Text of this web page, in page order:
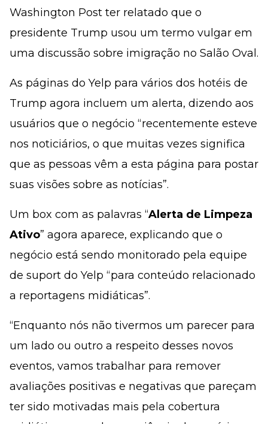
Washington Post ter relatado que o
presidente Trump usou um termo vulgar em
uma discussão sobre imigração no Salão Oval.
As páginas do Yelp para vários dos hotéis de
Trump agora incluem um alerta, dizendo aos
usuários que o negócio “recentemente esteve
nos noticiários, o que muitas vezes significa
que as pessoas vêm a esta página para postar
suas visões sobre as notícias”.
Um box com as palavras “Alerta de Limpeza
Ativo” agora aparece, explicando que o
negócio está sendo monitorado pela equipe
de suport do Yelp “para conteúdo relacionado
a reportagens midiáticas”.
“Enquanto nós não tivermos um parecer para
um lado ou outro a respeito desses novos
eventos, vamos trabalhar para remover
avaliações positivas e negativas que pareçam
ter sido motivadas mais pela cobertura